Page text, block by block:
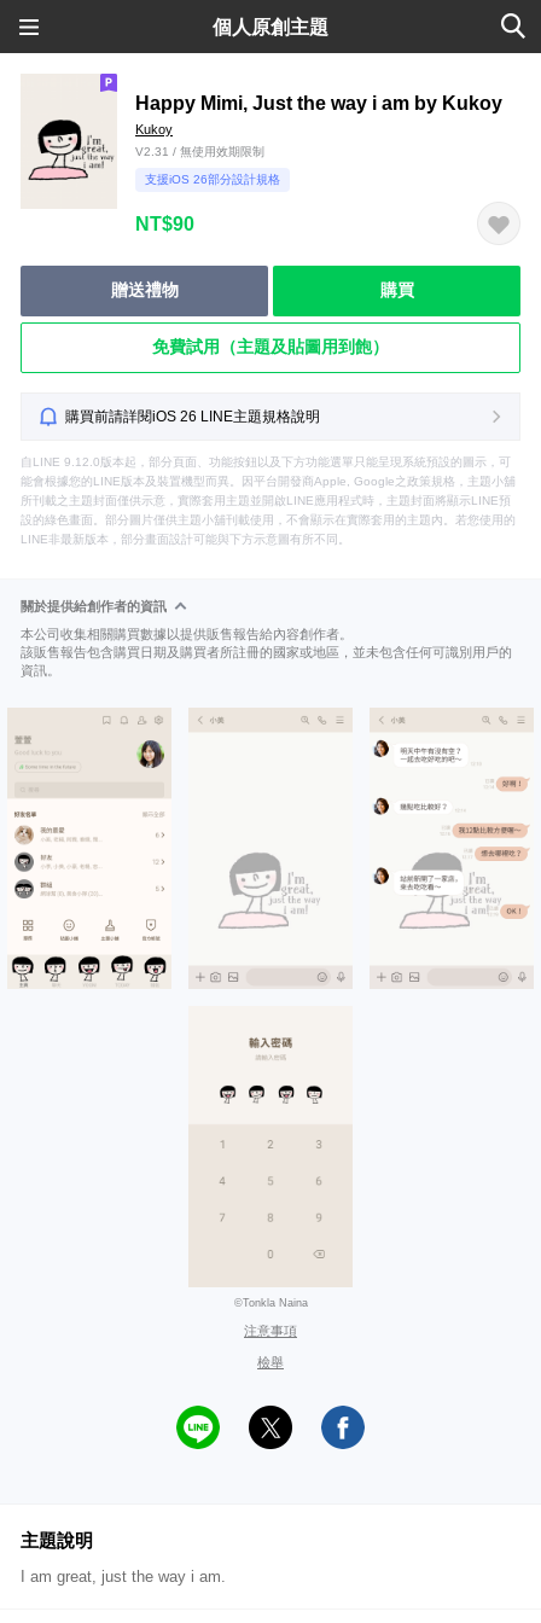
個人原創主題
Happy Mimi, Just the way i am by Kukoy
Kukoy
V2.31 / 無使用效期限制
支援iOS 26部分設計規格
NT$90
贈送禮物 購買
免費試用（主題及貼圖用到飽）
購買前請詳閱iOS 26 LINE主題規格說明
自LINE 9.12.0版本起，部分頁面、功能按鈕以及下方功能選單只能呈現系統預設的圖示，可
能會根據您的LINE版本及裝置機型而異。因平台開發商Apple, Google之政策規格，主題小舖
所刊載之主題封面僅供示意，實際套用主題並開啟LINE應用程式時，主題封面將顯示LINE預
設的綠色畫面。部分圖片僅供主題小舖刊載使用，不會顯示在實際套用的主題內。若您使用的
LINE非最新版本，部分畫面設計可能與下方示意圖有所不同。
關於提供給創作者的資訊
本公司收集相關購買數據以提供販售報告給內容創作者。
該販售報告包含購買日期及購買者所註冊的國家或地區，並未包含任何可識別用戶的
資訊。
©Tonkla Naina
注意事項
檢舉
主題說明
I am great, just the way i am.